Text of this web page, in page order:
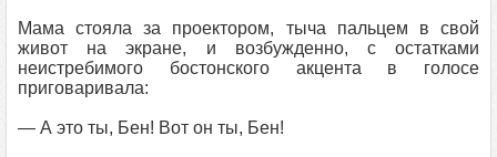
Мама стояла за проектором, тыча пальцем в свой
живот на экране, и возбужденно, с остатками
неистребимого бостонского акцента в голосе
приговаривала:
— А это ты, Бен! Вот он ты, Бен!